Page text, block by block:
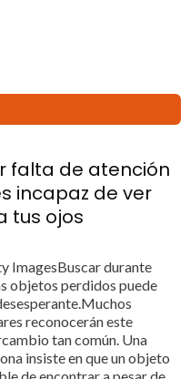
falta de atención
incapaz de ver
tus ojos
ImagesBuscar durante
objetos perdidos puede
reconocerán este
tan común. Una
insiste en que un objeto